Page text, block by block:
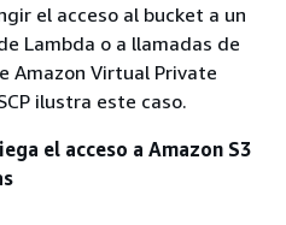
el acceso al bucket a un
Lambda o a llamadas de
Amazon Virtual Private
ilustra este caso.
el acceso a Amazon S3